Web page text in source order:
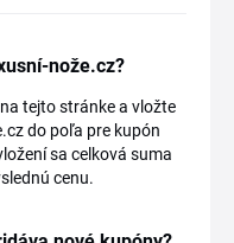
nože.cz?
tejto stránke a vložte
do poľa pre kupón
sa celková suma
cenu.